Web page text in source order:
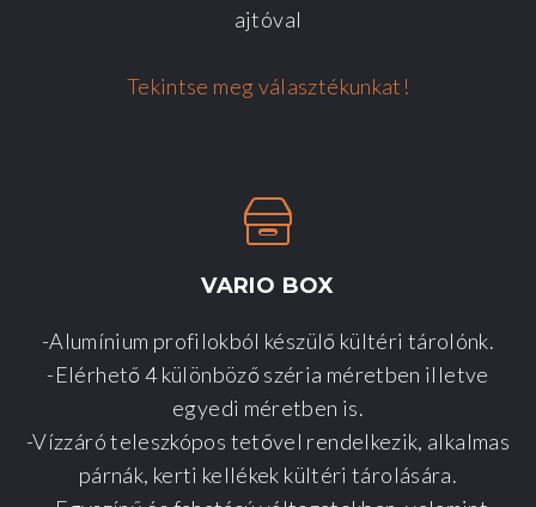
ajtóval
Tekintse meg választékunkat!
VARIO BOX
-Alumínium profilokból készülő kültéri tárolónk.
-Elérhető 4 különböző széria méretben illetve
egyedi méretben is.
-Vízzáró teleszkópos tetővel rendelkezik, alkalmas
párnák, kerti kellékek kültéri tárolására.